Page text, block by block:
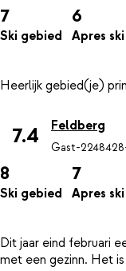
7
Ski gebied
6
Apres ski
7.4 Feldberg
Gast-22484
8
Ski gebied
7
Apres ski
Dit jaar eind februari
met een gezinn. Het